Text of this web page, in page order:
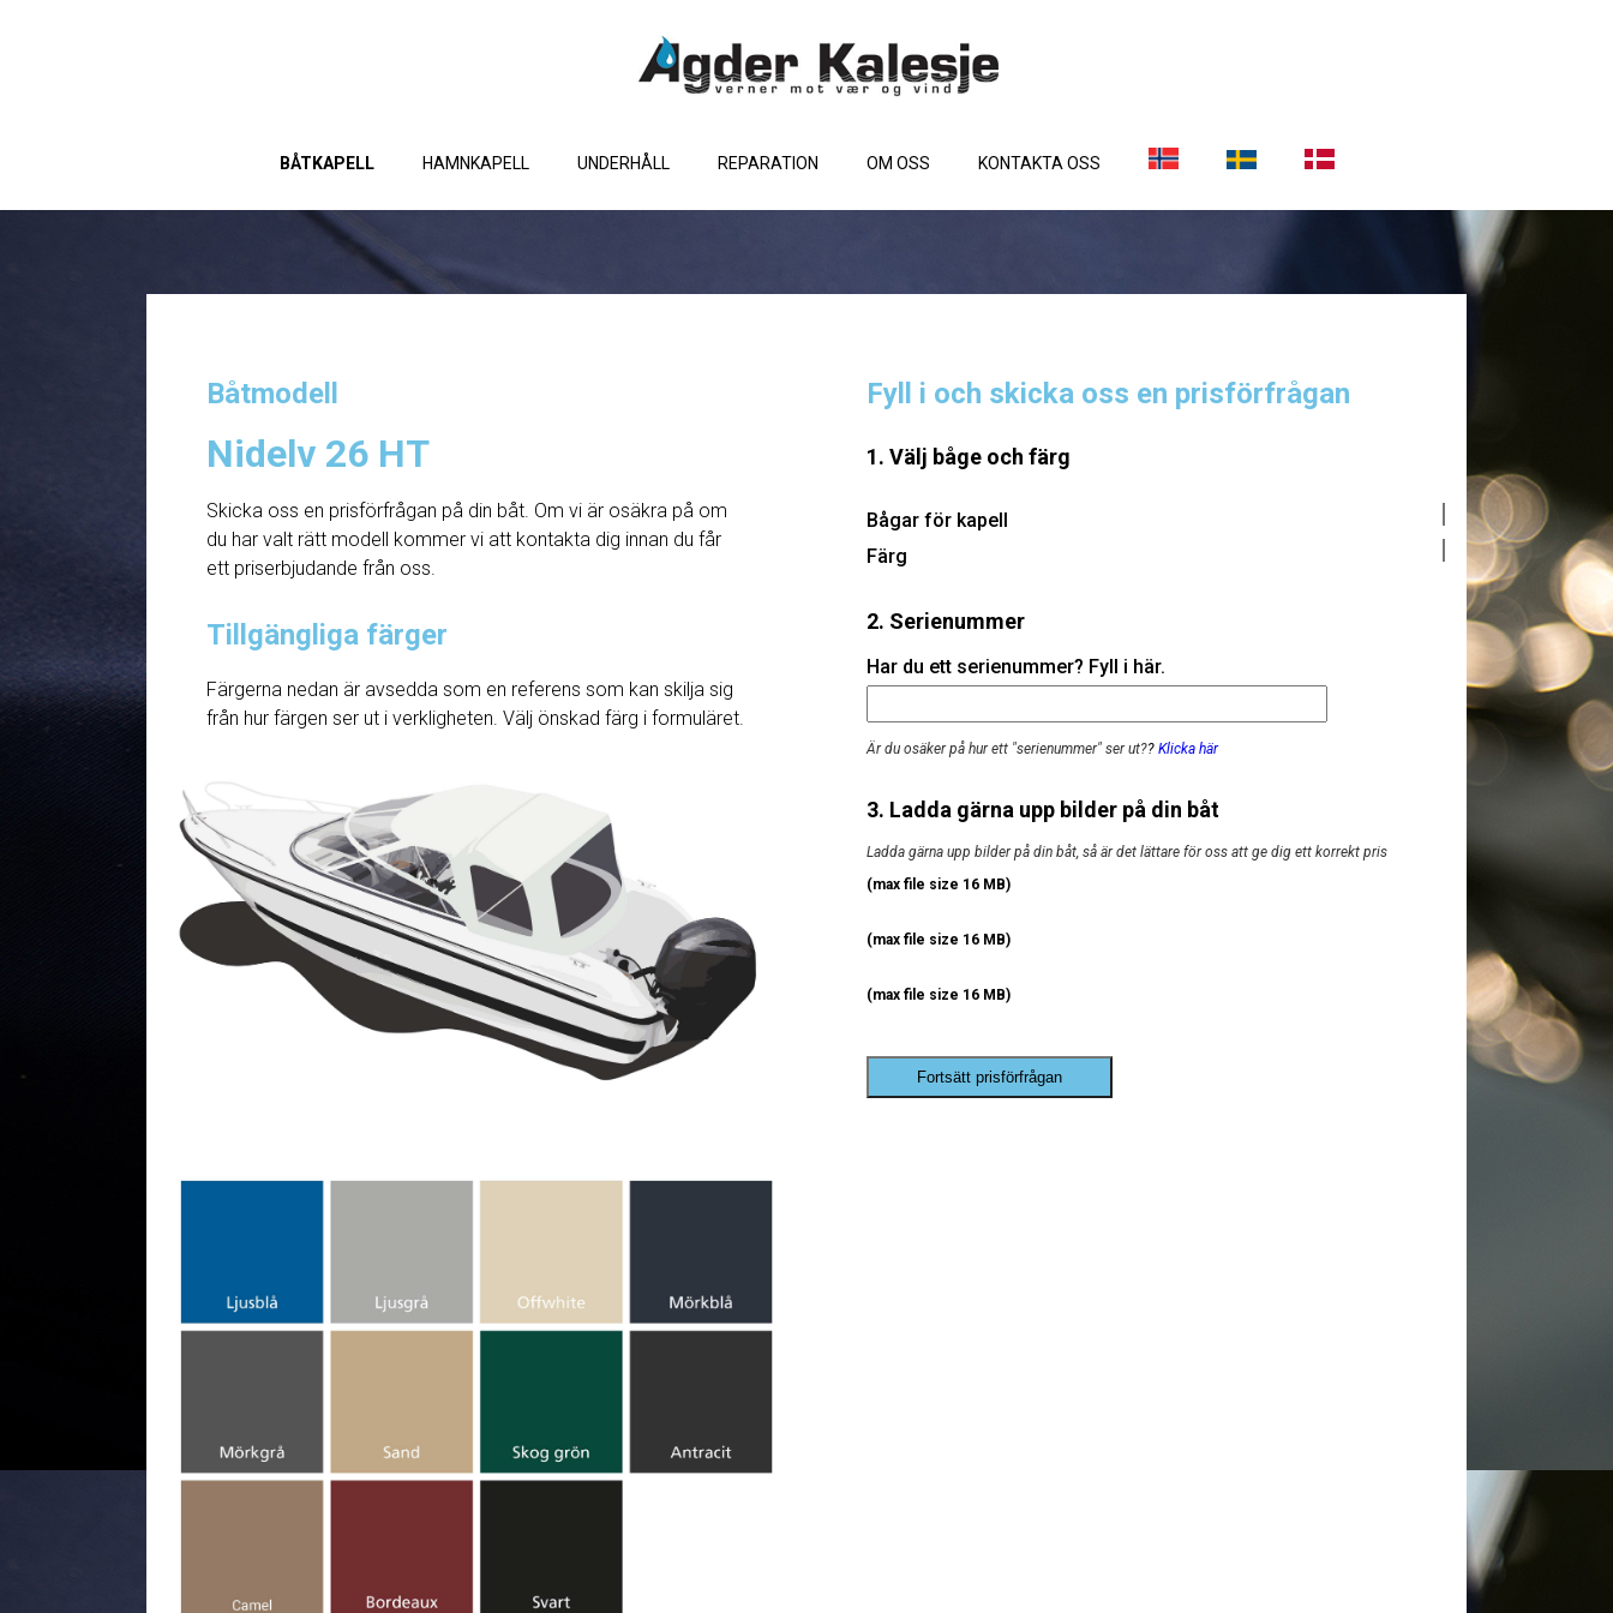
BÅTKAPELL HAMNKAPELL UNDERHÅLL REPARATION OM OSS KONTAKTA OSS
Båtmodell
Nidelv 26 HT
Skicka oss en prisförfrågan på din båt. Om vi ​​är osäkra på om
du har valt rätt modell kommer vi att kontakta dig innan du får
ett priserbjudande från oss.
Tillgängliga färger
Färgerna nedan är avsedda som en referens som kan skilja sig
från hur färgen ser ut i verkligheten. Välj önskad färg i formuläret.
Fyll i och skicka oss en prisförfrågan
1. Välj båge och färg
Bågar för kapell
Färg
2. Serienummer
Har du ett serienummer? Fyll i här.
Är du osäker på hur ett "serienummer" ser ut?? Klicka här
3. Ladda gärna upp bilder på din båt
Ladda gärna upp bilder på din båt, så är det lättare för oss att ge dig ett korrekt pris
(max file size 16 MB)
(max file size 16 MB)
(max file size 16 MB)
Fortsätt prisförfrågan